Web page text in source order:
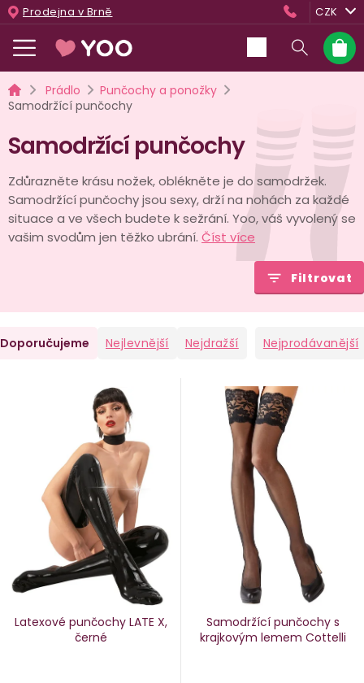
Přejít
na
obsah
Prodejna v Brně CZK
košík
DomůPrádlo
Punčochy a ponožky
Samodržící punčochy
Samodržící punčochy
Zdůrazněte krásu nožek, oblékněte je do samodržek.
Samodržící punčochy jsou sexy, drží na nohách za každé
situace a ve všech budete k sežrání. Yoo, váš vyvolený se
vašim svodům jen těžko ubrání. Číst více
Filtrovat
Doporučujeme Nejlevnější Nejdražší Nejprodávanější
d
Latexové punčochy LATE X,
černé
Samodržící punčochy s
krajkovým lemem Cottelli